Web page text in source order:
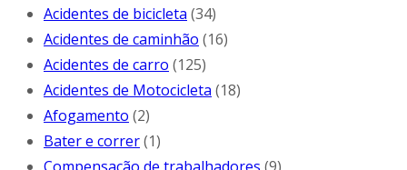
Acidentes de bicicleta (34)
Acidentes de caminhão (16)
Acidentes de carro (125)
Acidentes de Motocicleta (18)
Afogamento (2)
Bater e correr(1)